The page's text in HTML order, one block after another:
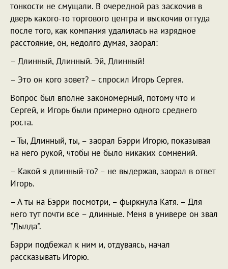
тонкости не смущали. В очередной раз заскочив в
дверь какого-то торгового центра и выскочив оттуда
после того, как компания удалилась на изрядное
расстояние, он, недолго думая, заорал:
– Длинный, Длинный. Эй, Длинный!
– Это он кого зовет? – спросил Игорь Сергея.
Вопрос был вполне закономерный, потому что и
Сергей, и Игорь были примерно одного среднего
роста.
– Ты, Длинный, ты, – заорал Бэрри Игорю, показывая
на него рукой, чтобы не было никаких сомнений.
– Какой я длинный-то? – не выдержав, заорал в ответ
Игорь.
– А ты на Бэрри посмотри, – фыркнула Катя. – Для
него тут почти все – длинные. Меня в универе он звал
"Дылда".
Бэрри подбежал к ним и, отдуваясь, начал
рассказывать Игорю.